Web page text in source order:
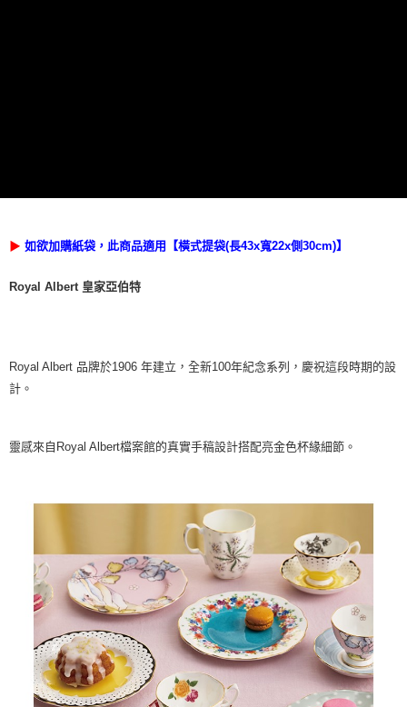
▶ 如欲加購紙袋，此商品適用【橫式提袋(長43x寬22x側30cm)】
Royal Albert 皇家亞伯特
Royal Albert 品牌於1906 年建立，全新100年紀念系列，慶祝這段時期的設
計。
靈感來自Royal Albert檔案館的真實手稿設計搭配亮金色杯緣細節。